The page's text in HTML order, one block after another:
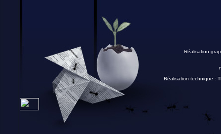
Réalisation
Réalisation technique :